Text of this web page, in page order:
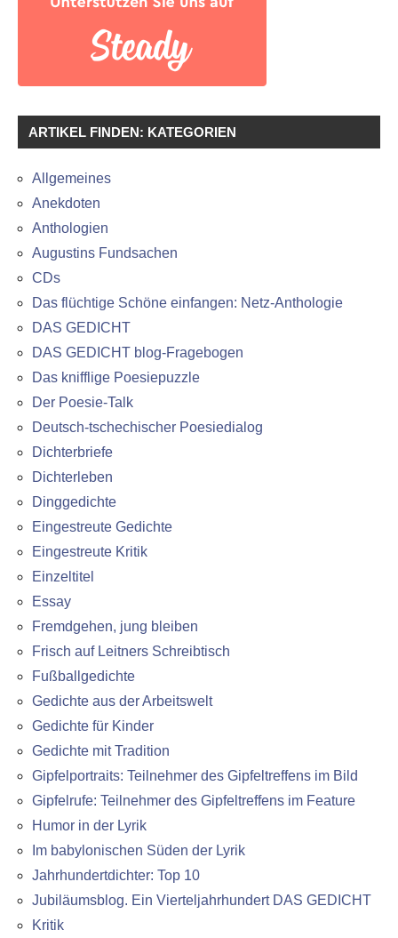
ARTIKEL FINDEN: KATEGORIEN
Allgemeines
Anekdoten
Anthologien
Augustins Fundsachen
CDs
Das flüchtige Schöne einfangen: Netz-Anthologie
DAS GEDICHT
DAS GEDICHT blog-Fragebogen
Das knifflige Poesiepuzzle
Der Poesie-Talk
Deutsch-tschechischer Poesiedialog
Dichterbriefe
Dichterleben
Dinggedichte
Eingestreute Gedichte
Eingestreute Kritik
Einzeltitel
Essay
Fremdgehen, jung bleiben
Frisch auf Leitners Schreibtisch
Fußballgedichte
Gedichte aus der Arbeitswelt
Gedichte für Kinder
Gedichte mit Tradition
Gipfelportraits: Teilnehmer des Gipfeltreffens im Bild
Gipfelrufe: Teilnehmer des Gipfeltreffens im Feature
Humor in der Lyrik
Im babylonischen Süden der Lyrik
Jahrhundertdichter: Top 10
Jubiläumsblog. Ein Vierteljahrhundert DAS GEDICHT
Kritik